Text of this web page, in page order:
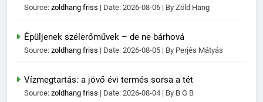
Source: zoldhang friss Date: 2026-08-06 By Zöld Hang
Épüljenek szélerőművek – de ne bárhová
Source: zoldhang friss Date: 2026-08-05 By Perjés Mátyás
Vízmegtartás: a jövő évi termés sorsa a tét
Source: zoldhang friss Date: 2026-08-04 By B G B